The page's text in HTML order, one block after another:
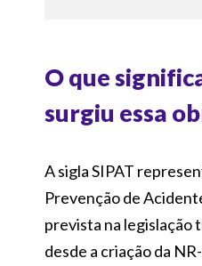
O que
surgiu essa
A sigla SIPAT
Prevenção de
prevista na legislação
desde a criação da